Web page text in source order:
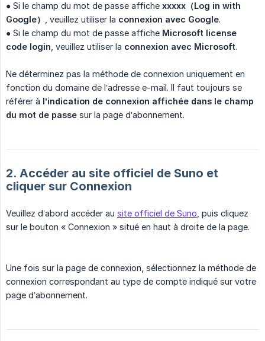
● Si le champ du mot de passe affiche xxxxx（Log in with
Google）
, veuillez utiliser la connexion avec Google.
● Si le champ du mot de passe affiche Microsoft license
code login , veuillez utiliser la connexion avec Microsoft.
Ne déterminez pas la méthode de connexion uniquement en
fonction du domaine de l’adresse e-mail. Il faut toujours se
référer à l’indication de connexion affichée dans le champ
du mot de passe sur la page d’abonnement.
2. Accéder au site officiel de Suno et
cliquer sur Connexion
Veuillez d’abord accéder au site officiel de Suno , puis cliquez
sur le bouton « Connexion » situé en haut à droite de la page.
Une fois sur la page de connexion, sélectionnez la méthode de
connexion correspondant au type de compte indiqué sur votre
page d’abonnement.